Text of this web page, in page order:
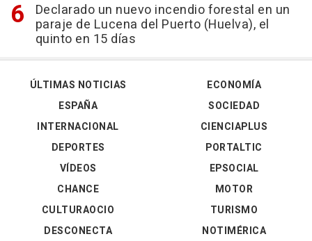
Declarado un nuevo incendio forestal en un
paraje de Lucena del Puerto (Huelva), el
quinto en 15 días
ÚLTIMAS NOTICIAS
ESPAÑA
INTERNACIONAL
DEPORTES
VÍDEOS
ECONOMÍA
SOCIEDAD
CIENCIAPLUS
PORTALTIC
EPSOCIAL
CHANCE
CULTURAOCIO
DESCONECTA
MOTOR
TURISMO
NOTIMÉRICA